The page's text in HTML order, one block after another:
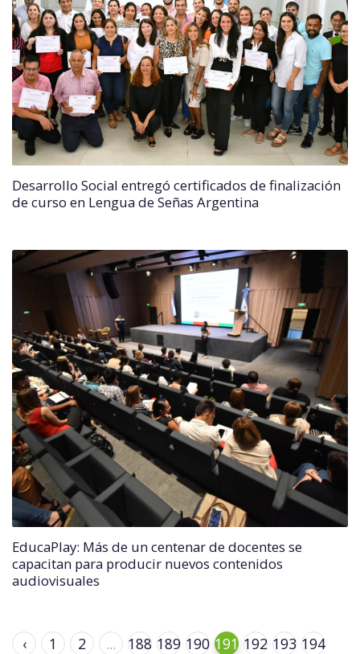
Desarrollo Social entregó certificados de finalización
de curso en Lengua de Señas Argentina
EducaPlay: Más de un centenar de docentes se
capacitan para producir nuevos contenidos
audiovisuales
‹ 1 2 ... 188 189 190 191 192 193 194